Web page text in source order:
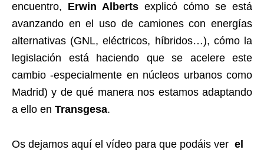
encuentro, Erwin Alberts explicó cómo se está
avanzando en el uso de camiones con energías
alternativas (GNL, eléctricos, híbridos…), cómo la
legislación está haciendo que se acelere este
cambio -especialmente en núcleos urbanos como
Madrid) y de qué manera nos estamos adaptando
a ello en Transgesa.
Os dejamos aquí el vídeo para que podáis ver el